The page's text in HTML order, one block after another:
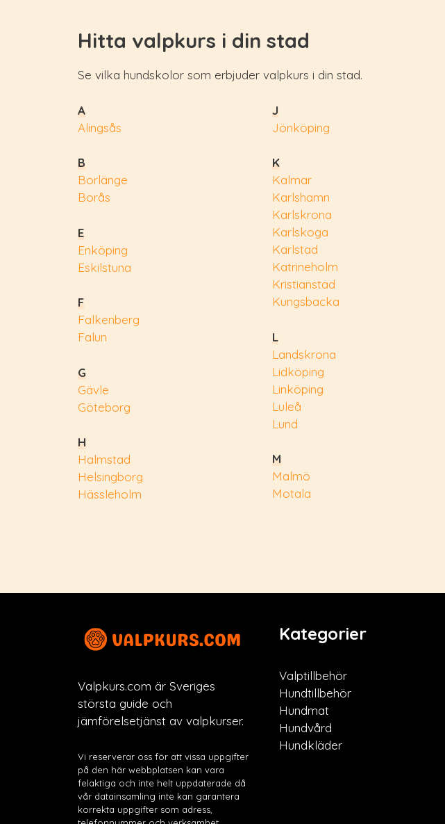
Hitta valpkurs i din stad
Se vilka hundskolor som erbjuder valpkurs i din stad.
A
Alingsås
B
Borlänge
Borås
E
Enköping
Eskilstuna
F
Falkenberg
Falun
G
Gävle
Göteborg
H
Halmstad
Helsingborg
Hässleholm
J
Jönköping
K
Kalmar
Karlshamn
Karlskrona
Karlskoga
Karlstad
Katrineholm
Kristianstad
Kungsbacka
L
Landskrona
Lidköping
Linköping
Luleå
Lund
M
Malmö
Motala
Valpkurs.com är Sveriges
största guide och
jämförelsetjänst av valpkurser.
Vi reserverar oss för att vissa uppgifter
på den här webbplatsen kan vara
felaktiga och inte helt uppdaterade då
vår datainsamling inte kan garantera
korrekta uppgifter som adress,
Kategorier
Valptillbehör
Hundtillbehör
Hundmat
Hundvård
Hundkläder